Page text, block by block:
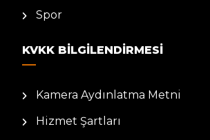
Spor
KVKK BILGILENDIRMESI
Kamera Aydınlatma Metni
Hizmet Şartları